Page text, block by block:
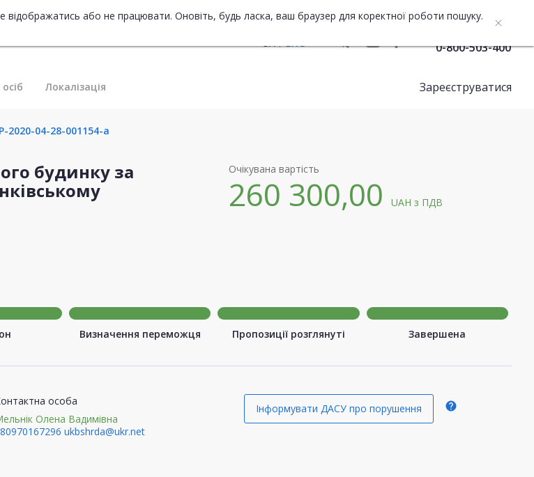
або не працювати. Оновіть, будь ласка, ваш браузер для коректної роботи пошуку.
UA
ENG 0-800-503-400
Локалізація Зареєструватися
2020-04-28-001154-a
будинку за
Очікувана вартість
260 300,00UAHз ПДВ
Визначення переможця Пропозиції розглянуті Завершена
особа
Олена Вадимівна
ukbshrda@ukr.net
Інформувати ДАСУ про порушення help